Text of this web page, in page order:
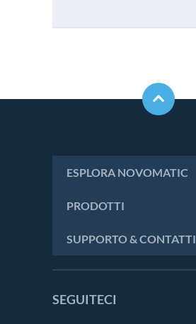
ESPLORA NOVOMATIC
PRODOTTI
SUPPORTO & CONTATTI
SEGUITECI